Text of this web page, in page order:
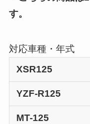
す。
対応車種・年式
XSR125
YZF-R125
MT-125